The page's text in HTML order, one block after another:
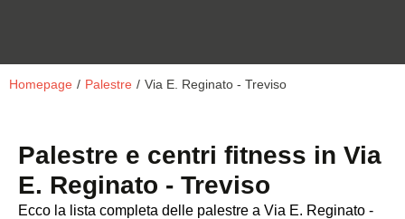
Homepage / Palestre / Via E. Reginato - Treviso
Palestre e centri fitness in Via
E. Reginato - Treviso
Ecco la lista completa delle palestre a Via E. Reginato -